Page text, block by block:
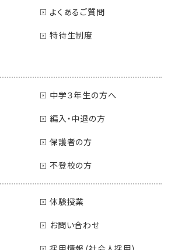
よくあるご質問
特待生制度
中学３年生の方へ
編入・中退の方
保護者の方
不登校の方
体験授業
お問い合わせ